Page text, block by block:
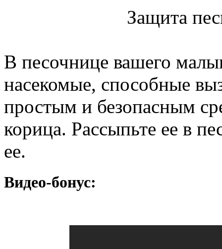
Защита
В песочнице вашего
насекомые, способные
простым и безопасным
корица. Рассыпьте ее в
ее.
Видео-бонус: